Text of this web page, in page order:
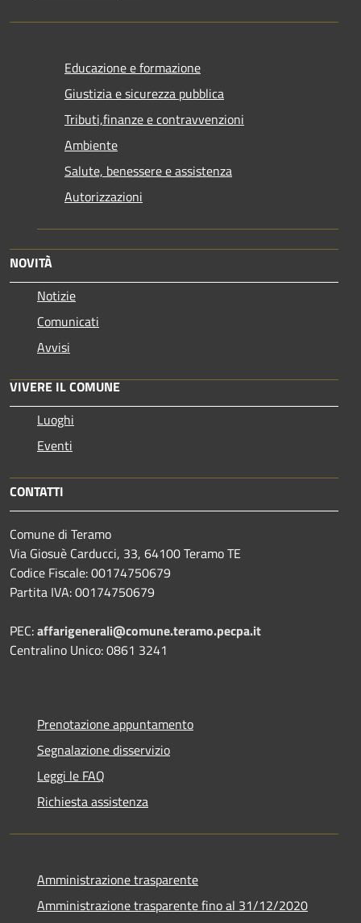
Educazione e formazione
Giustizia e sicurezza pubblica
Tributi,finanze e contravvenzioni
Ambiente
Salute, benessere e assistenza
Autorizzazioni
NOVITÀ
Notizie
Comunicati
Avvisi
VIVERE IL COMUNE
Luoghi
Eventi
CONTATTI
Comune di Teramo
Via Giosuè Carducci, 33, 64100 Teramo TE
Codice Fiscale: 00174750679
Partita IVA: 00174750679
PEC:affarigenerali@comune.teramo.pecpa.it
Centralino Unico: 0861 3241
Prenotazione appuntamento
Segnalazione disservizio
Leggi le FAQ
Richiesta assistenza
Amministrazione trasparente
Amministrazione trasparente fino al 31/12/2020